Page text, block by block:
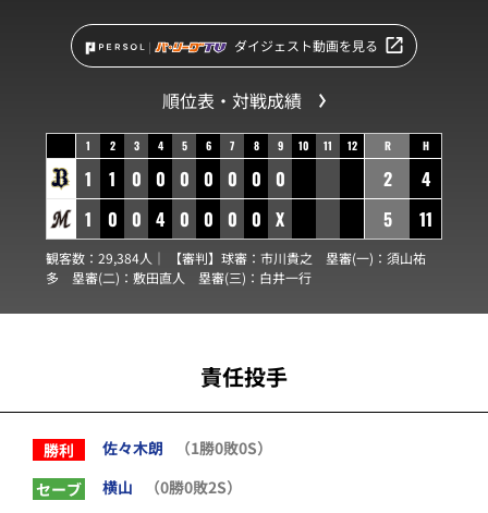
ダイジェスト動画を見る
順位表・対戦成績
1 2 3 4 5 6 7 8 9 10 11 12
1 1 0 0 0 0 0 0 0
1
0 0 4 0 0 0 0 X
R H
2
4
5
11
観客数：29,384人｜ 【審判】球審： 市川貴之 塁審(一)： 須山祐
多 塁審(二)： 敷田直人 塁審(三)： 白井一行
責任投手
勝利 佐々木朗
（1勝0敗0S）
セーブ
横山
（0勝0敗2S）